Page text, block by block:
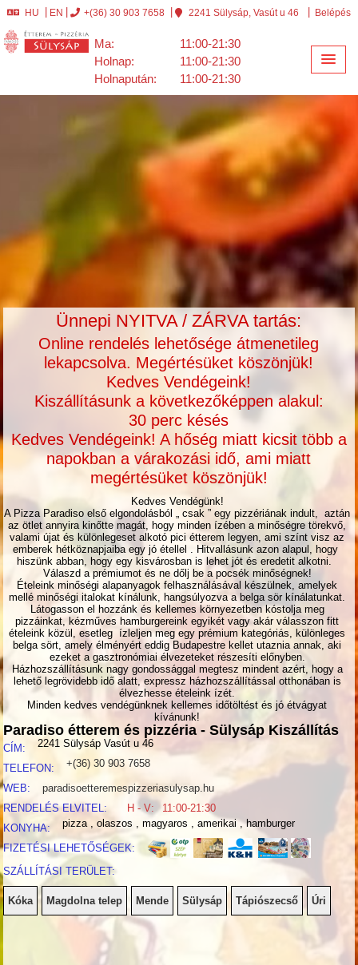
HU EN +(36) 30 903 7658 2241 Sülysáp, Vasút u 46 Belépés
Ma:
11:00-21:30
Holnap:
11:00-21:30
Holnapután:
11:00-21:30
Ünnepi NYITVA / ZÁRVA tartás:
Online rendelés lehetősége átmenetileg
lekapcsolva. Megértésüket köszönjük!
Kedves Vendégeink!
Kiszállításunk a következőképpen alakul:
30 perc késés
Kedves Vendégeink! A hőség miatt kicsit több a
napokban a várakozási idő, ami miatt
megértésüket köszönjük!
Kedves Vendégünk!
A Pizza Paradiso első elgondolásból „ csak ” egy pizzériának indult, aztán
az ötlet annyira kinőtte magát, hogy minden ízében a minőségre törekvő,
valami újat és különlegeset alkotó pici étterem legyen, ami színt visz az
emberek hétköznapjaiba egy jó étellel . Hitvallásunk azon alapul, hogy
hiszünk abban, hogy egy kisvárosban is lehet jót és eredetit alkotni.
Válaszd a prémiumot és ne dőlj be a pocsék minőségnek!
Ételeink minőségi alapanyagok felhasználásával készülnek, amelyek
mellé minőségi italokat kínálunk, hangsúlyozva a belga sör kínálatunkat.
Látogasson el hozzánk és kellemes környezetben kóstolja meg
pizzáinkat, kézműves hamburgereink egyikét vagy akár válasszon fitt
ételeink közül, esetleg ízleljen meg egy prémium kategóriás, különleges
belga sört, amely élményért eddig Budapestre kellet utaznia annak, aki
ezeket a gasztronómiai élvezeteket részesíti előnyben.
Házhozszállításunk nagy gondossággal megtesz mindent azért, hogy a
lehető legrövidebb idő alatt, expressz házhozszállítással otthonában is
élvezhesse ételeink ízét.
Minden kedves vendégünknek kellemes időtöltést és jó étvágyat
kívánunk!
Paradiso étterem és pizzéria - Sülysáp Kiszállítás
CÍM: 2241 Sülysáp Vasút u 46
TELEFON: +(36) 30 903 7658
WEB:
paradisoetteremespizzeriasulysap.hu
RENDELÉS ELVITEL:
H - V:
11:00-21:30
KONYHA:
pizza , olaszos , magyaros , amerikai , hamburger
FIZETÉSI LEHETŐSÉGEK:
SZÁLLÍTÁSI TERÜLET:
Kóka Magdolna telep Mende Sülysáp Tápiószecső Úri